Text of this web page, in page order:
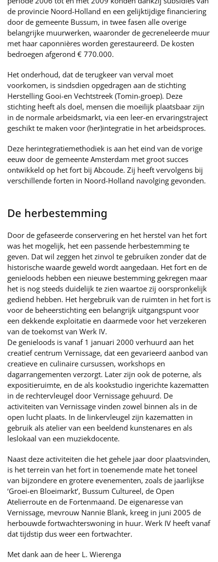
de provincie Noord-Holland en een gelijktijdige financiering
door de gemeente Bussum, in twee fasen alle overige
belangrijke muurwerken, waaronder de gecreneleerde muur
met haar caponnières worden gerestaureerd. De kosten
bedroegen afgerond € 770.000.
Het onderhoud, dat de terugkeer van verval moet
voorkomen, is sindsdien opgedragen aan de stichting
Herstelling Gooi-en Vechtstreek (Tomin-groep). Deze
stichting heeft als doel, mensen die moeilijk plaatsbaar zijn
in de normale arbeidsmarkt, via een leer-en ervaringstraject
geschikt te maken voor (her)integratie in het arbeidsproces.
Deze herintegratiemethodiek is aan het eind van de vorige
eeuw door de gemeente Amsterdam met groot succes
ontwikkeld op het fort bij Abcoude. Zij heeft vervolgens bij
verschillende forten in Noord-Holland navolging gevonden.
De herbestemming
Door de gefaseerde conservering en het herstel van het fort
was het mogelijk, het een passende herbestemming te
geven. Dat wil zeggen het zinvol te gebruiken zonder dat de
historische waarde geweld wordt aangedaan. Het fort en de
genieloods hebben een nieuwe bestemming gekregen maar
het is nog steeds duidelijk te zien waartoe zij oorspronkelijk
gediend hebben. Het hergebruik van de ruimten in het fort is
voor de beheerstichting een belangrijk uitgangspunt voor
een dekkende exploitatie en daarmede voor het verzekeren
van de toekomst van Werk IV.
De genieloods is vanaf 1 januari 2000 verhuurd aan het
creatief centrum Vernissage, dat een gevarieerd aanbod van
creatieve en culinaire cursussen, workshops en
dagarrangementen verzorgt. Later zijn ook de poterne, als
expositieruimte, en de als kookstudio ingerichte kazematten
in de rechtervleugel door Vernissage gehuurd. De
activiteiten van Vernissage vinden zowel binnen als in de
open lucht plaats. In de linkervleugel zijn kazematten in
gebruik als atelier van een beeldend kunstenares en als
leslokaal van een muziekdocente.
Naast deze activiteiten die het gehele jaar door plaatsvinden,
is het terrein van het fort in toenemende mate het toneel
van bijzondere en grotere evenementen, zoals de jaarlijkse
‘Groei-en Bloeimarkt’, Bussum Cultureel, de Open
Atelierroute en de Fortenmaand. De eigenaresse van
Vernissage, mevrouw Nannie Blank, kreeg in juni 2005 de
herbouwde fortwachterswoning in huur. Werk IV heeft vanaf
dat tijdstip dus weer een fortwachter.
Met dank aan de heer L. Wierenga